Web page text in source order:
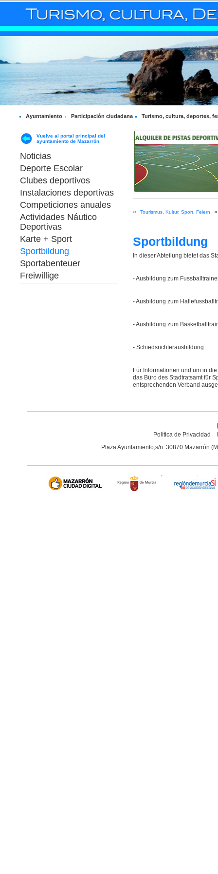
Ayuntamiento Participación ciudadana Turismo, cultura, deportes,
Vuelve al portal principal del
ayuntamiento de Mazarrón
Noticias
Deporte Escolar
Clubes deportivos
Instalaciones deportivas
Competiciones anuales
Actividades Náutico
Deportivas
Karte + Sport
Sportbildung
Sportabenteuer
Freiwillige
» Tourismus, Kultur, Sport, Feiern »
Sportbildung
In dieser Abteilung bietet das
- Ausbildung zum
- Ausbildung zum
- Ausbildung zum
- Schiedsrichterausbildung
Für Informationen und um in
das Büro des Stadtratsamt für
entsprechenden Verband
Política de Privacidad
Plaza Ayuntamiento,s/n. 30870 Mazarrón